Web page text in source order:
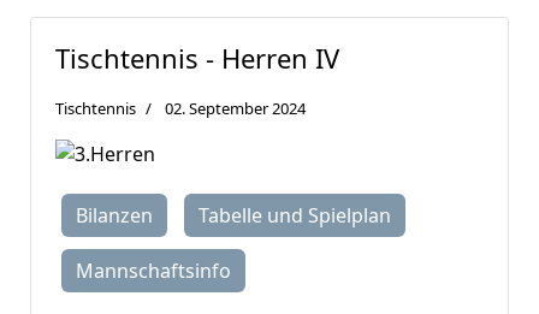
Tischtennis - Herren IV
Tischtennis 02. September 2024
Bilanzen Tabelle und Spielplan
Mannschaftsinfo